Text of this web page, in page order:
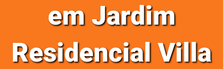
em Jardim
Residencial Villa